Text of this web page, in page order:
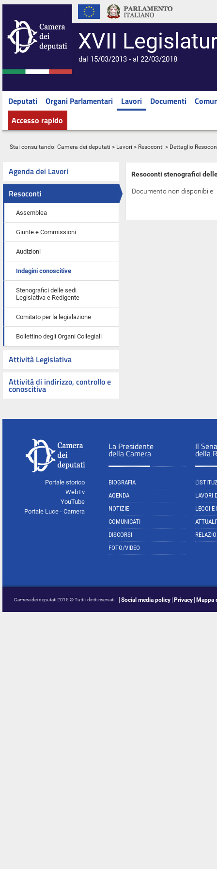
XVII
dal 15/03/2013 - al 22/03/2018
Deputati Organi Parlamentari Lavori Documenti
Accesso rapido
Stai consultando: Camera dei deputati > Lavori > Resoconti > Dettaglio
Agenda dei Lavori
Resoconti
Assemblea
Giunte e Commissioni
Audizioni
Indagini conoscitive
Stenografici delle sedi
Legislativa e Redigente
Comitato per la legislazione
Bollettino degli Organi Collegiali
Attività Legislativa
Attività di indirizzo, controllo e
conoscitiva
Resoconti stenografici
Documento non disponibile
Portale storico
WebTv
YouTube
Portale Luce - Camera
La Presidente
della Camera
BIOGRAFIA
AGENDA
NOTIZIE
COMUNICATI
DISCORSI
FOTO/VIDEO
Il
della
LAVORI
LEGGI E
Camera dei deputati 2015 © Tutti i diritti riservati Social media policy Privacy Mappa